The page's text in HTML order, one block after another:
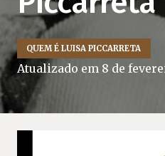
QUEM É LUISA PICCARRETA
Atualizado em 8 de